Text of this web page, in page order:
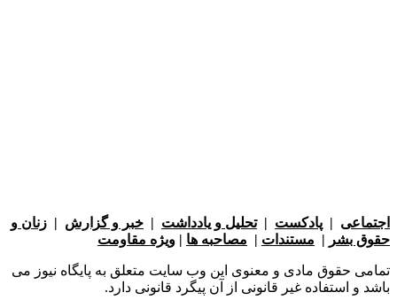
|پادکست|تحلیل و یادداشت|خبر و گزارش| زنان و
بشر| مستندات|مصاحبه ها|ویژه مقاومت
حقوق مادی و معنوی این وب سایت متعلق به پایگاه نیوز می
استفاده غیر قانونی از آن پیگرد قانونی دارد.